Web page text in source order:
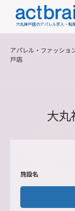
大丸神戸店のアパレル求人・転
アパレル・ファッショ
戸店
大丸
施設名